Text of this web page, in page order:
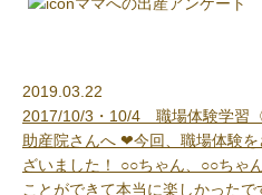
ママへの出産アンケート
2019.03.22
2017/10/3・10/4 職場体験学習〈
助産院さんへ ❤今回、職場体験
ざいました！ ○○ちゃん、○○ちゃ
ことができて本当に楽しかった